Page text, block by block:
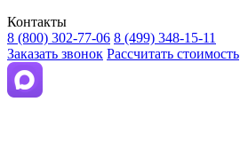
Контакты
8 (800) 302-77-06 8 (499) 348-15-11
Заказать звонок Рассчитать стоимость